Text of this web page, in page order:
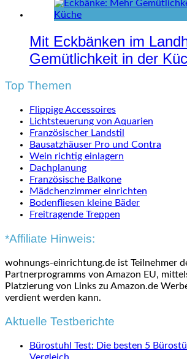
Mit Eckbänken im
Gemütlichkeit in der
Top Themen
Flippige Accessoires
Lichtsteuerung von Aquarien
Französischer Landstil
Bausatzhäuser Pro und Contra
Wein richtig einlagern
Dachplanung
Französische Balkone
Mädchenzimmer einrichten
Bodenfliesen kleine Bäder
Freitragende Treppen
*Affiliate Hinweis:
wohnungs-einrichtung.de ist Teilnehmer
Partnerprogramms von Amazon EU,
Platzierung von Links zu Amazon.de
verdient werden kann.
Aktuelle Testberichte
Bürostuhl Test: Die besten 5